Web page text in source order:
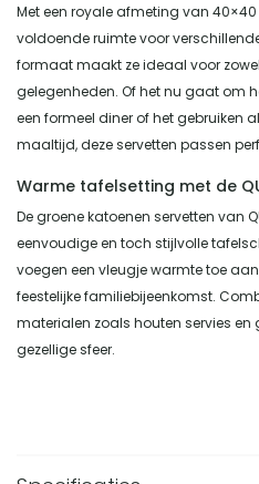
Met een royale afmeting van
voldoende ruimte voor
formaat maakt ze ideaal voor
gelegenheden. Of het nu gaat om
een formeel diner of het gebruiken
maaltijd, deze servetten passen
Warme tafelsetting met de
De groene katoenen servetten van
eenvoudige en toch stijlvolle
voegen een vleugje warmte toe
feestelijke familiebijeenkomst.
materialen zoals houten servies
gezellige sfeer.